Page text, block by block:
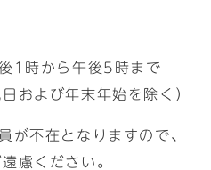
1時から午後5時まで
および年末年始を除く）
が不在となりますので、
慮ください。